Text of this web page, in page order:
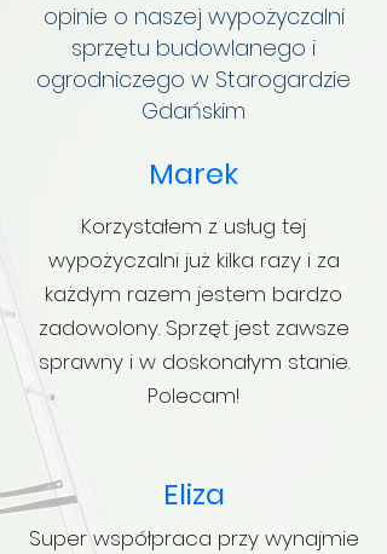
opinie o naszej wypożyczalni
sprzętu budowlanego i
ogrodniczego w Starogardzie
Gdańskim
Korzystałem z usług tej
wypożyczalni już kilka razy i za
każdym razem jestem bardzo
zadowolony. Sprzęt jest zawsze
sprawny i w doskonałym stanie.
Polecam!
Eliza
Super współpraca przy wynajmie
Marek